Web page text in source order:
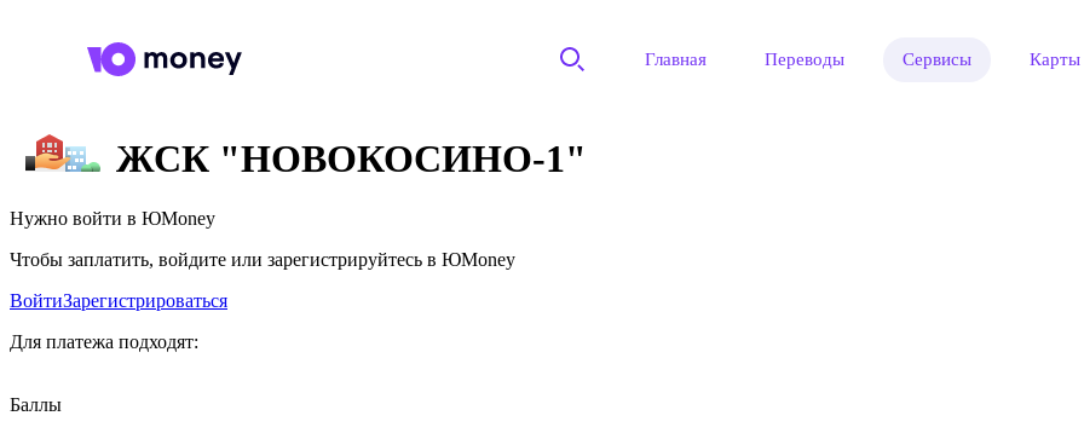
Главная Переводы Сервисы Карты
ЖСК "НОВОКОСИНО-1"
Нужно войти в ЮMoney
Чтобы заплатить, войдите или зарегистрируйтесь в ЮMoney
ВойтиЗарегистрироваться
Для платежа подходят:
Баллы